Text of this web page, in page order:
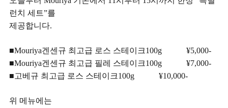
런치 세트”를
제공합니다.
■Mouriya겐센규 최고급 로스 스테이크100g ¥5,000-
■Mouriya겐센규 최고급 필레 스테이크100g ¥7,000-
■고베규 최고급 로스 스테이크100g ¥10,000-
위 메뉴에는